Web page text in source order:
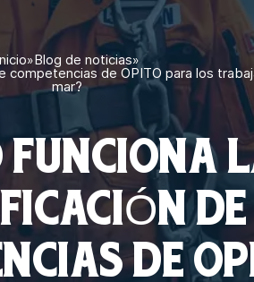
»Blog de noticias»
competencias de OPITO para los
mar?
DE
DE